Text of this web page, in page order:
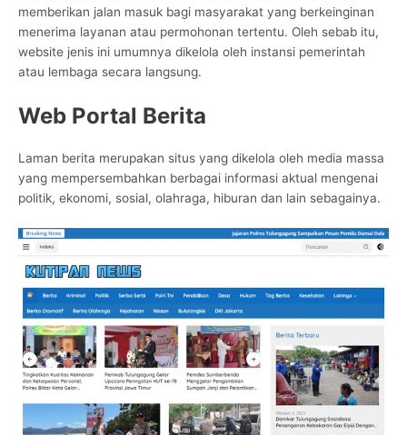
memberikan jalan masuk bagi masyarakat yang berkeinginan
menerima layanan atau permohonan tertentu. Oleh sebab itu,
website jenis ini umumnya dikelola oleh instansi pemerintah
atau lembaga secara langsung.
Web Portal Berita
Laman berita merupakan situs yang dikelola oleh media massa
yang mempersembahkan berbagai informasi aktual mengenai
politik, ekonomi, sosial, olahraga, hiburan dan lain sebagainya.